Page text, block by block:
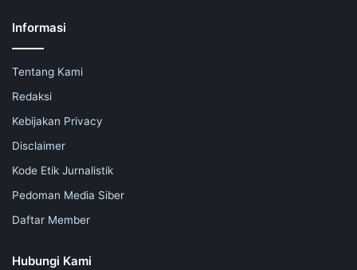
Informasi
Tentang Kami
Redaksi
Kebijakan Privacy
Disclaimer
Kode Etik Jurnalistik
Pedoman Media Siber
Daftar Member
Hubungi Kami